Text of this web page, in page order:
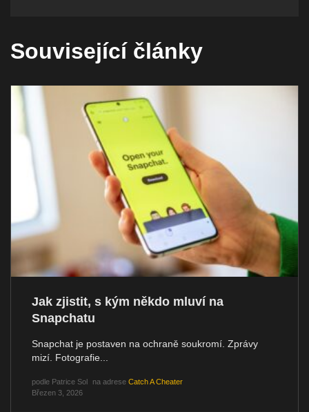
Související články
Jak zjistit, s kým někdo mluví na
Snapchatu
Snapchat je postaven na ochraně soukromí. Zprávy
mizí. Fotografie...
podle Patrice Sol na adrese Catch A Cheater
Březen 3, 2026